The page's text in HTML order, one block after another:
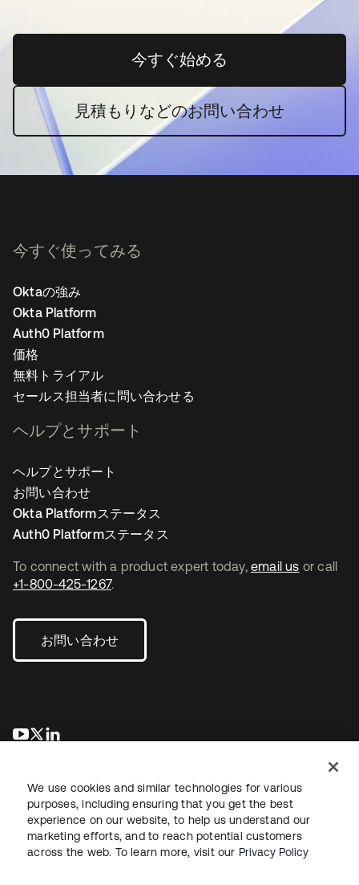
今すぐ始める新しいタブで開く
見積もりなどのお問い合わせ
To connect with a product expert today, email us or call
+1-800-425-1267.
お問い合わせ
新しいタブで開く
新しいタブで開く
今すぐ使ってみる
Oktaの強み
Okta Platform
Auth0 Platform
価格
無料トライアル
セールス担当者に問い合わせる
ヘルプとサポート
ヘルプとサポート
お問い合わせ
Okta Platformステータス
Auth0 Platformステータス
法務プライバシーポリシーサイト利用規約セキュリティ
We use cookies and similar technologies for various
purposes, including ensuring that you get the best
experience on our website, to help us understand our
marketing efforts, and to reach potential customers
across the web. To learn more, visit our Privacy Policy